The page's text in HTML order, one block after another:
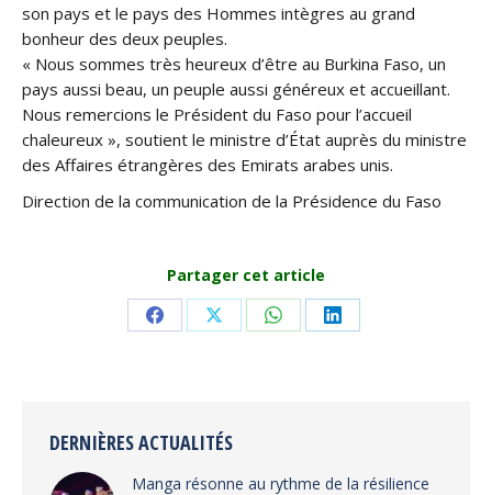
son pays et le pays des Hommes intègres au grand
bonheur des deux peuples.
« Nous sommes très heureux d’être au Burkina Faso, un
pays aussi beau, un peuple aussi généreux et accueillant.
Nous remercions le Président du Faso pour l’accueil
chaleureux », soutient le ministre d’État auprès du ministre
des Affaires étrangères des Emirats arabes unis.
Direction de la communication de la Présidence du Faso
Partager cet article
Share Share Share Share
DERNIÈRES ACTUALITÉS
Manga résonne au rythme de la résilience